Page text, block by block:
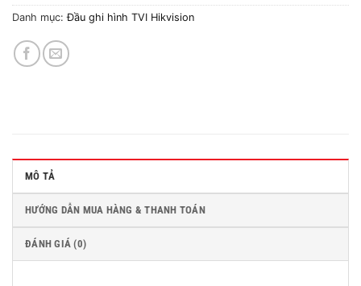
Danh mục:Đầu ghi hình TVI Hikvision
MÔ TẢ
HƯỚNG DẪN MUA HÀNG & THANH TOÁN
ĐÁNH GIÁ (0)